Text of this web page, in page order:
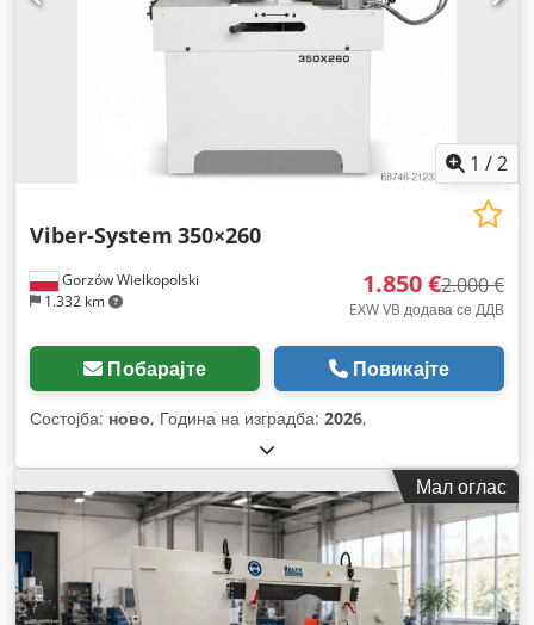
1 /2
Gorzów Wielkopolski
1.332 km
Viber-System 350×260
1.850 €2.000 €
EXW VB додава се ДДВ
Побарајте Повикајте
Состојба: ново, Година на изградба: 2026,
Мал оглас